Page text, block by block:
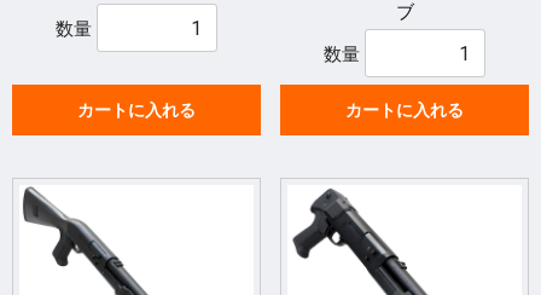
数量
カートに入れる
ブ
数量
カートに入れる